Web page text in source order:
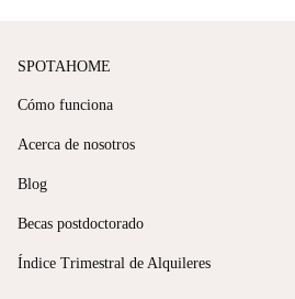
SPOTAHOME
Cómo funciona
Acerca de nosotros
Blog
Becas postdoctorado
Índice Trimestral de Alquileres